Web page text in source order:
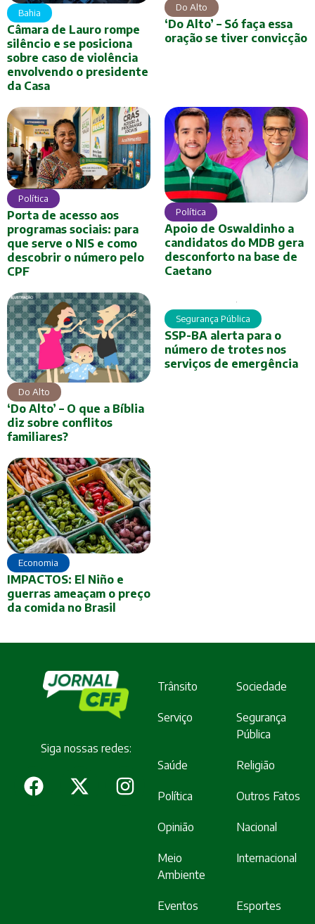
Bahia
Câmara de Lauro rompe
silêncio e se posiciona
sobre caso de violência
envolvendo o presidente
da Casa
Do Alto
‘Do Alto’ – Só faça essa
oração se tiver convicção
Política
Porta de acesso aos
programas sociais: para
que serve o NIS e como
descobrir o número pelo
CPF
Política
Apoio de Oswaldinho a
candidatos do MDB gera
desconforto na base de
Caetano
Do Alto
‘Do Alto’ – O que a Bíblia
diz sobre conflitos
familiares?
Segurança Pública
SSP-BA alerta para o
número de trotes nos
serviços de emergência
Economia
IMPACTOS: El Niño e
guerras ameaçam o preço
da comida no Brasil
Siga nossas redes:
Trânsito Sociedade
Serviço
Segurança
Pública
Saúde Religião
Política Outros Fatos
Opinião Nacional
Meio
Ambiente
Internacional
Eventos Esportes